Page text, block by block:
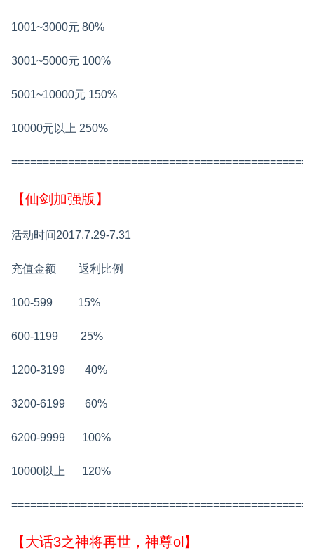
1001~3000元 80%
3001~5000元 100%
5001~10000元 150%
10000元以上 250%
【仙剑加强版】
活动时间2017.7.29-7.31
充值金额 返利比例
100-599 15%
600-1199 25%
1200-3199 40%
3200-6199 60%
6200-9999 100%
10000以上 120%
【大话3之神将再世，神尊ol】